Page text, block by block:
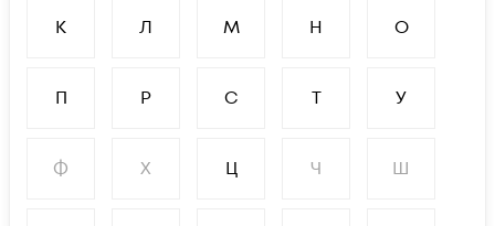
К Л М Н О
П Р С Т У
Ф Х Ц Ч Ш